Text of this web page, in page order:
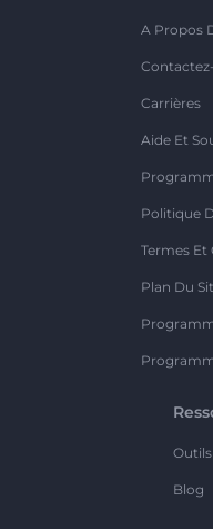
A Propos
Carrières
Aide Et
Politique
Termes
Plan Du
Blog